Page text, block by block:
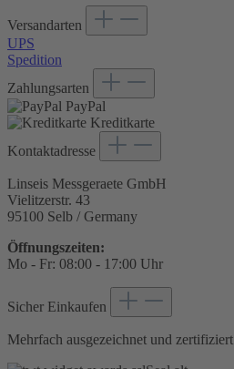
Versandarten
UPS
Spedition
Zahlungsarten
PayPal
Kreditkarte
Kontaktadresse
Linseis Messgeraete GmbH
Vielitzerstr. 43
95100 Selb / Germany
Öffnungszeiten:
Mo - Fr: 08:00 - 17:00 Uhr
Sicher Einkaufen
Mehrfach ausgezeichnet und